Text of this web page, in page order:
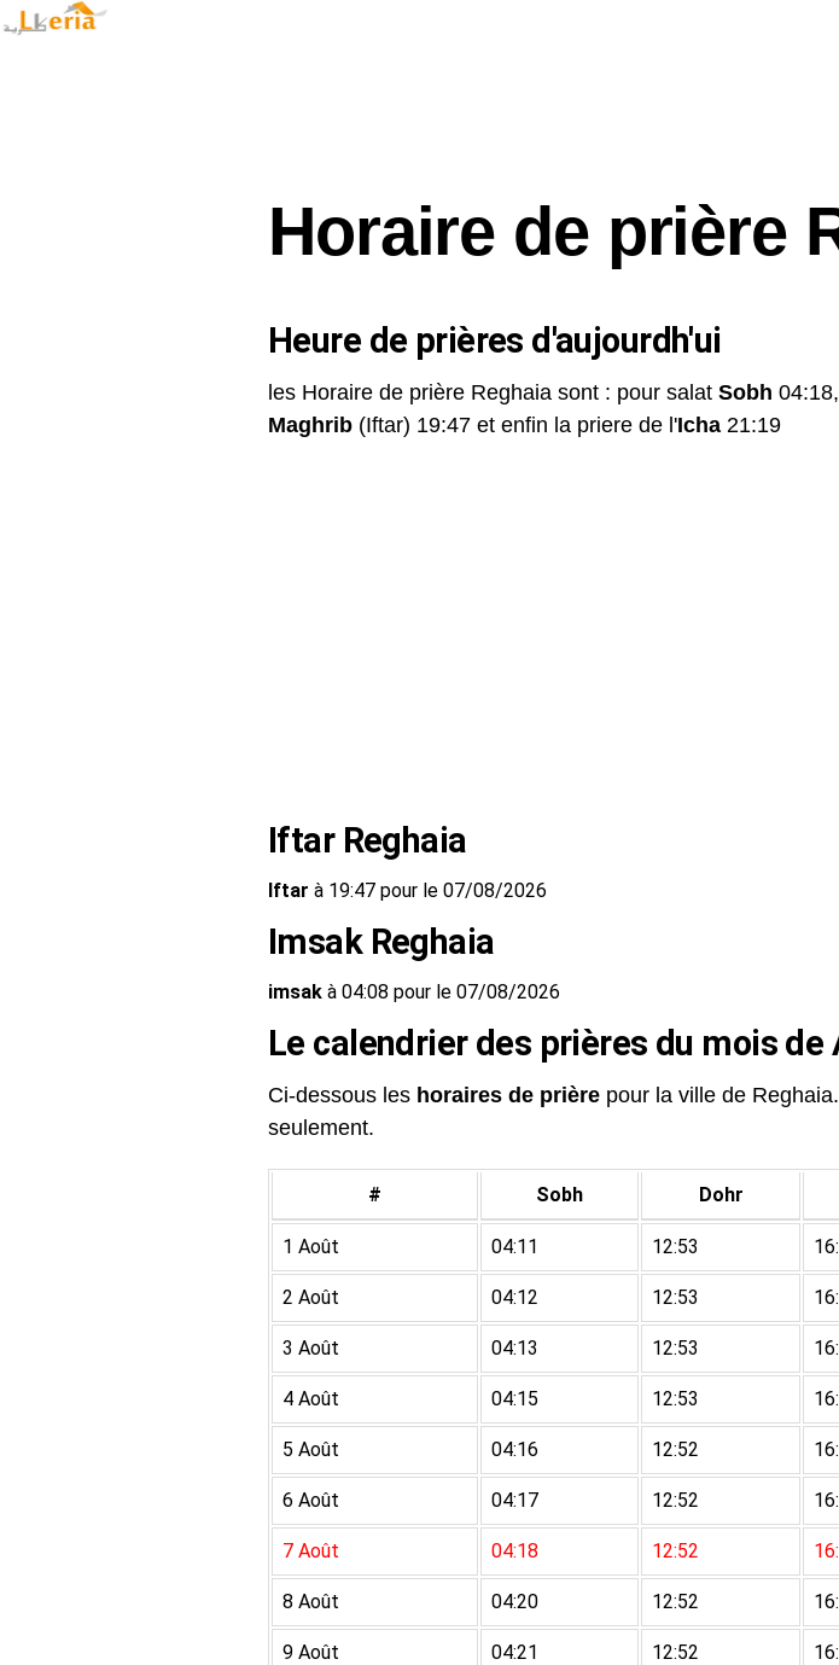
Horaire de prière
Heure de prières d'aujourdh'ui
les Horaire de prière Reghaia sont : pour salat Sobh
Maghrib (Iftar) 19:47 et enfin la priere de l'Icha 21:19
Iftar Reghaia
Iftar à 19:47 pour le 07/08/2026
Imsak Reghaia
imsak à 04:08 pour le 07/08/2026
Le calendrier des prières du mois de
Ci-dessous les horaires de prière pour la ville de
seulement.
# Sobh Dohr
1 Août 04:11 12:53
2 Août 04:12 12:53
3 Août 04:13 12:53
4 Août 04:15 12:53
5 Août 04:16 12:52
6 Août 04:17 12:52
7 Août 04:18 12:52
8 Août 04:20 12:52
9 Août 04:21 12:52